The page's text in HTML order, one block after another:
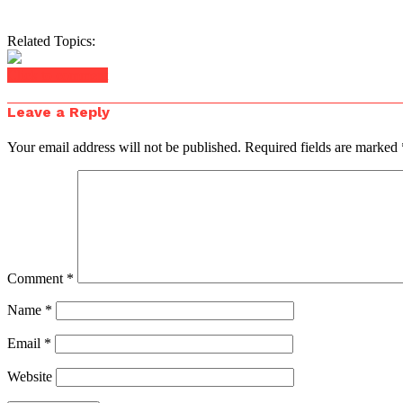
Related Topics:
Leave a Reply
Your email address will not be published. Required fields are marked
Comment *
Name *
Email *
Website